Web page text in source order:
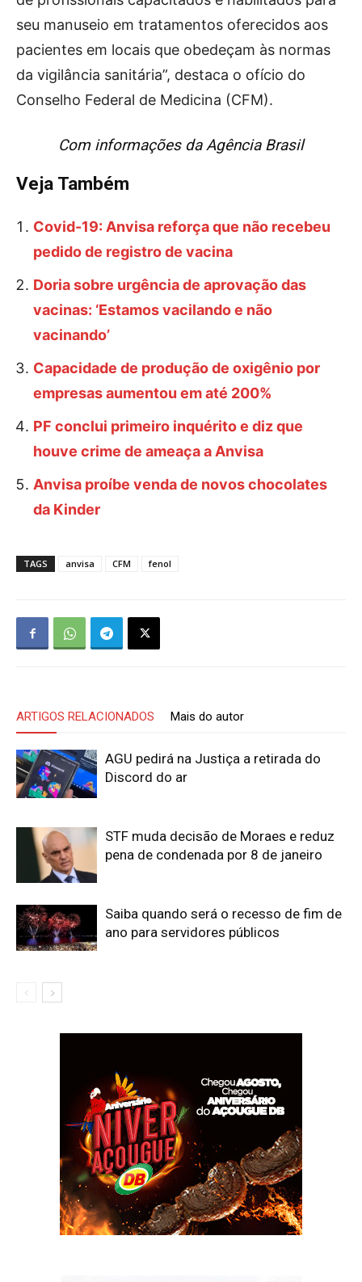
seu manuseio em tratamentos oferecidos aos
pacientes em locais que obedeçam às normas
da vigilância sanitária”, destaca o ofício do
Conselho Federal de Medicina (CFM).
Com informações da Agência Brasil
Veja Também
Covid-19: Anvisa reforça que não recebeu
pedido de registro de vacina
Doria sobre urgência de aprovação das
vacinas: ‘Estamos vacilando e não
vacinando’
Capacidade de produção de oxigênio por
empresas aumentou em até 200%
PF conclui primeiro inquérito e diz que
houve crime de ameaça a Anvisa
Anvisa proíbe venda de novos chocolates
da Kinder
TAGS anvisa CFM fenol
ARTIGOS RELACIONADOS Mais do autor
AGU pedirá na Justiça a retirada do
Discord do ar
STF muda decisão de Moraes e reduz
pena de condenada por 8 de janeiro
Saiba quando será o recesso de fim de
ano para servidores públicos